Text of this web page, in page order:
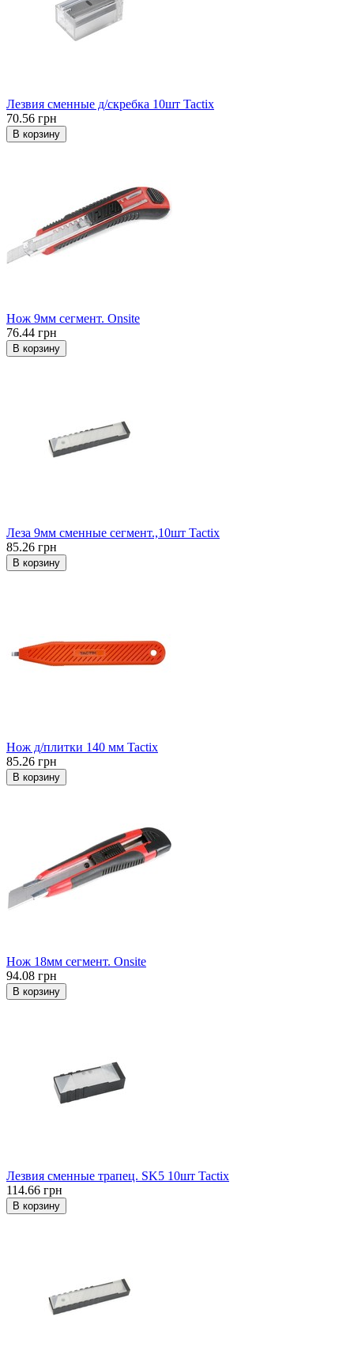
Лезвия сменные д/скребка 10шт Tactix
70.56 грн
В корзину
Нож 9мм сегмент. Onsite
76.44 грн
В корзину
Леза 9мм сменные сегмент.,10шт Tactix
85.26 грн
В корзину
Нож д/плитки 140 мм Tactix
85.26 грн
В корзину
Нож 18мм сегмент. Onsite
94.08 грн
В корзину
Лезвия сменные трапец. SK5 10шт Tactix
114.66 грн
В корзину